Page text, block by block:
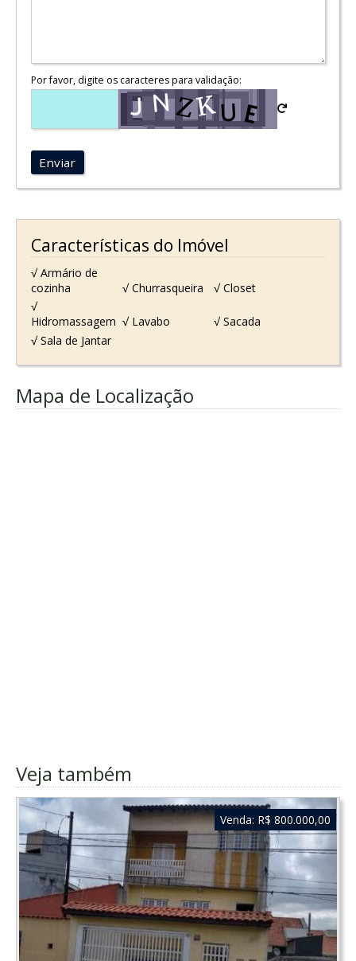
Por favor, digite os caracteres para validação:
Enviar
Características do Imóvel
√ Armário de
cozinha
√ Churrasqueira
√ Closet
√
Hidromassagem √ Lavabo
√ Sacada
√ Sala de Jantar
Mapa de Localização
Veja também
Venda: R$ 800.000,00